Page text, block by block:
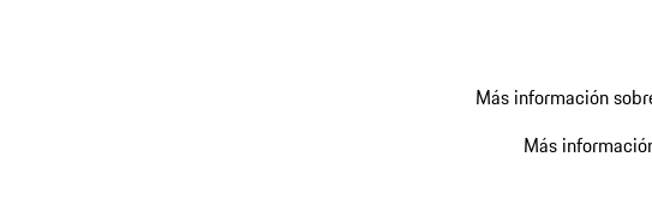
Más información
Más